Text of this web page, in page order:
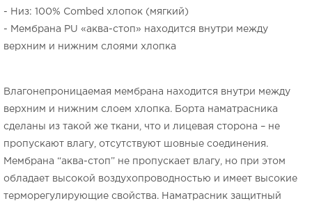
- Низ: 100% Combed хлопок (мягкий)
- Мембрана PU «аква-стоп» находится внутри между
верхним и нижним слоями хлопка
Влагонепроницаемая мембрана находится внутри между
верхним и нижним слоем хлопка. Борта наматрасника
сделаны из такой же ткани, что и лицевая сторона – не
пропускают влагу, отсутствуют шовные соединения.
Мембрана “аква-стоп” не пропускает влагу, но при этом
обладает высокой воздухопроводностью и имеет высокие
терморегулирующие свойства. Наматрасник защитный